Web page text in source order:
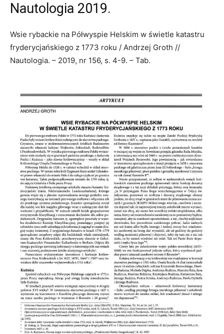
Nautologia 2019.
Wsie rybackie na Półwyspie Helskim w świetle katastru
fryderycjańskiego z 1773 roku / Andrzej Groth //
Nautologia. – 2019, nr 156, s. 4-9. – Tab.